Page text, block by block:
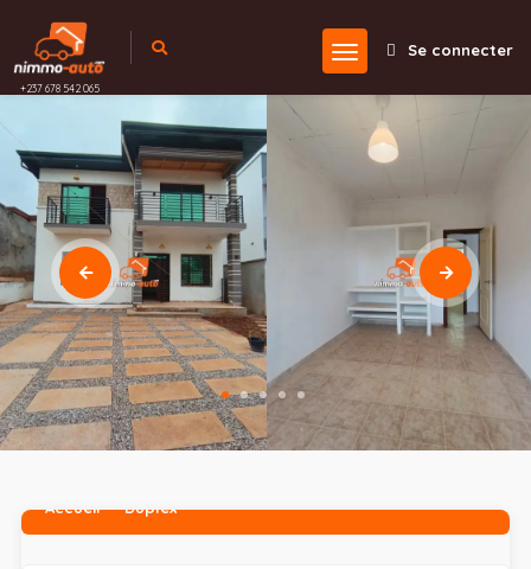
+237 678 542 065
Se connecter
Accueil Duplex